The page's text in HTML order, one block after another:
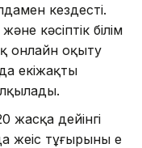
кездесті.
кәсіптік білім
онлайн оқыту
екіжақты
жасқа дейінгі
тұғырының ең